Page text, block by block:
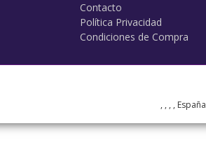
Contacto
Política Privacidad
Condiciones de Compra
, , , ,